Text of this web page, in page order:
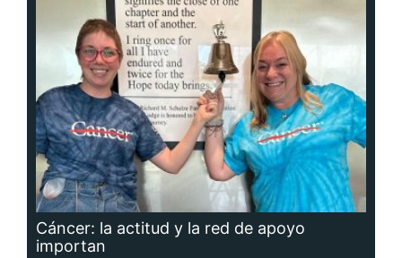
Cáncer: la actitud y la red de apoyo
importan